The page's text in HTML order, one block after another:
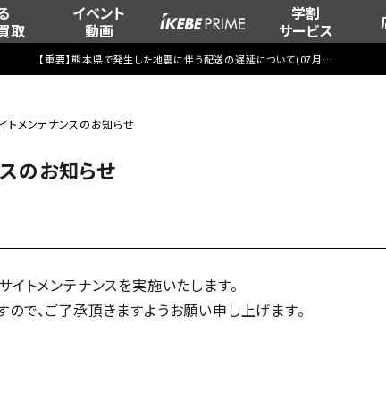
取
イベント
動画
学割
サービス
【重要】熊本県で発生した地震に伴う配送の遅延について(07月29日
トメンテナンスのお知らせ
のお知らせ
メンテナンスを実施いたします。
で、ご了承頂きますようお願い申し上げます。